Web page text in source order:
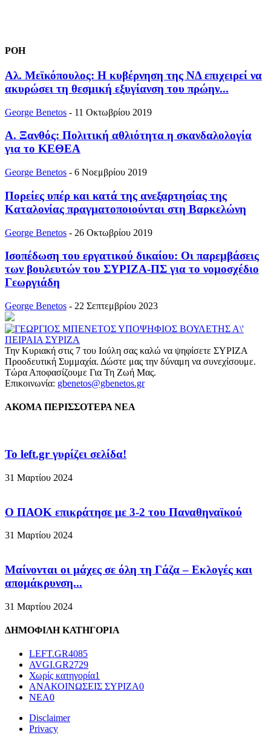
ΡΟΗ
Αλ. Μεϊκόπουλος: Η κυβέρνηση της ΝΔ επιχειρεί να
ακυρώσει τη θεσμική εξυγίανση του πρώην...
George Benetos - 11 Οκτωβρίου 2019
Α. Ξανθός: Πολιτική αθλιότητα η σκανδαλολογία
για το ΚΕΘΕΑ
George Benetos - 6 Νοεμβρίου 2019
Πορείες υπέρ και κατά της ανεξαρτησίας της
Καταλονίας πραγματοποιούνται στη Βαρκελώνη
George Benetos - 26 Οκτωβρίου 2019
Ισοπέδωση του εργατικού δικαίου: Οι παρεμβάσεις
των βουλευτών του ΣΥΡΙΖΑ-ΠΣ για το νομοσχέδιο
Γεωργιάδη
George Benetos - 22 Σεπτεμβρίου 2023
Την Κυριακή στις 7 του Ιούλη σας καλώ να ψηφίσετε ΣΥΡΙΖΑ
Προοδευτική Συμμαχία. Δώστε μας την δύναμη να συνεχίσουμε.
Τώρα Αποφασίζουμε Για Τη Ζωή Μας.
Επικοινωνία: gbenetos@gbenetos.gr
ΑΚΟΜΑ ΠΕΡΙΣΣΟΤΕΡΑ ΝΕΑ
To left.gr γυρίζει σελίδα!
31 Μαρτίου 2024
Ο ΠΑΟΚ επικράτησε με 3-2 του Παναθηναϊκού
31 Μαρτίου 2024
Μαίνονται οι μάχες σε όλη τη Γάζα – Eκλογές και
απομάκρυνση...
31 Μαρτίου 2024
ΔΗΜΟΦΙΛΗ ΚΑΤΗΓΟΡΙΑ
LEFT.GR4085
AVGI.GR2729
Χωρίς κατηγορία1
ΑΝΑΚΟΙΝΩΣΕΙΣ ΣΥΡΙΖΑ0
ΝΕΑ0
Disclaimer
Privacy